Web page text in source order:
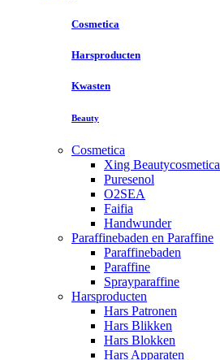
Cosmetica
Harsproducten
Kwasten
Beauty
Cosmetica
Xing Beautycosmetica
Puresenol
O2SEA
Faifia
Handwunder
Paraffinebaden en Paraffine
Paraffinebaden
Paraffine
Sprayparaffine
Harsproducten
Hars Patronen
Hars Blikken
Hars Blokken
Hars Apparaten